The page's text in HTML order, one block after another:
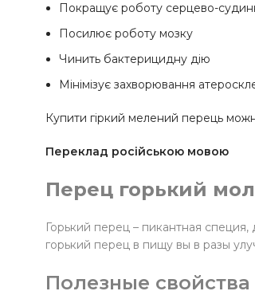
Покращує роботу серцево-
Посилює роботу мозку
Чинить бактерицидну дію
Мінімізує захворювання
Купити гіркий мелений перець
Переклад російською мовою
Перец горький
Горький перец – пикантная
горький перец в пищу вы в разы
Полезные